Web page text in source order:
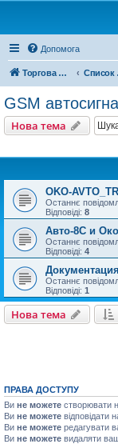
Допомога
Торгова марка ОКО
GSM
Нова тема
OKO-
Останнє
Відповіді: 8
Авто-8С и
Останнє
Відповіді: 4
Документация
Останнє
Відповіді: 1
Нова тема
ПРАВА ДОСТУПУ
Ви не можете створювати
Ви не можете відповідати
Ви не можете редагувати
Ви не можете видаляти